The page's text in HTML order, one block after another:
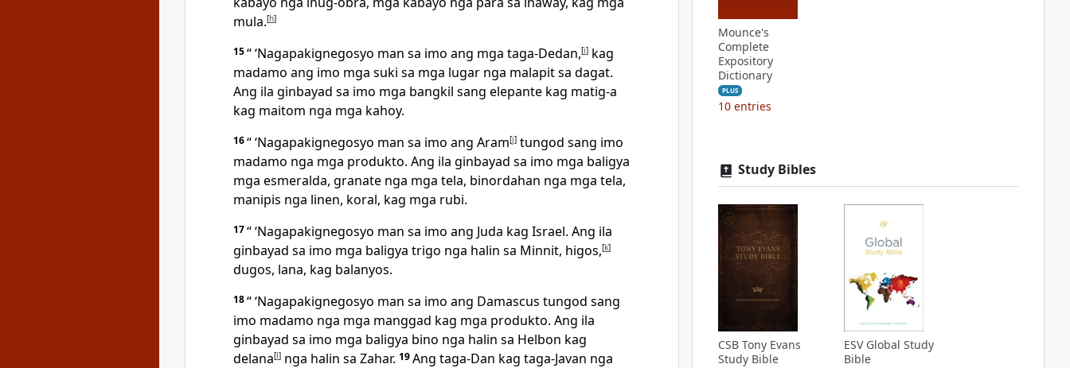
mula.[h]
15“ ‘Nagapakignegosyo man sa imo ang mga taga-Dedan,[i] kag
madamo ang imo mga suki sa mga lugar nga malapit sa dagat.
Ang ila ginbayad sa imo mga bangkil sang elepante kag matig-a
kag maitom nga mga kahoy.
16“ ‘Nagapakignegosyo man sa imo ang Aram[j] tungod sang imo
madamo nga mga produkto. Ang ila ginbayad sa imo mga baligya
mga esmeralda, granate nga mga tela, binordahan nga mga tela,
manipis nga linen, koral, kag mga rubi.
17“ ‘Nagapakignegosyo man sa imo ang Juda kag Israel. Ang ila
ginbayad sa imo mga baligya trigo nga halin sa Minnit, higos,[k]
dugos, lana, kag balanyos.
18“ ‘Nagapakignegosyo man sa imo ang Damascus tungod sang
imo madamo nga mga manggad kag mga produkto. Ang ila
ginbayad sa imo mga baligya bino nga halin sa Helbon kag
delana[l] nga halin sa Zahar. 19Ang taga-Dan kag taga-Javan nga
Mounce's
Complete
Expository
Dictionary
PLUS
10 entries
Study Bibles
CSB Tony Evans
Study Bible
ESV Global Study
Bible